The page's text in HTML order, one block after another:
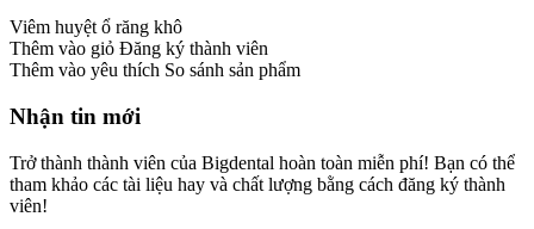
Viêm huyệt ổ răng khô
Thêm vào giỏ Đăng ký thành viên
Thêm vào yêu thích So sánh sản phẩm
Nhận tin mới
Trở thành thành viên của Bigdental hoàn toàn miễn phí! Bạn có thể
tham khảo các tài liệu hay và chất lượng bằng cách đăng ký thành
viên!